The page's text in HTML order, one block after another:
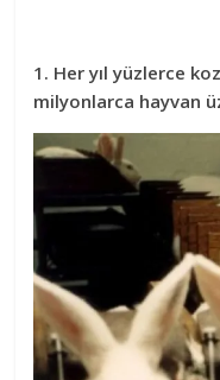
1. Her yıl yüzlerce
milyonlarca hayvan